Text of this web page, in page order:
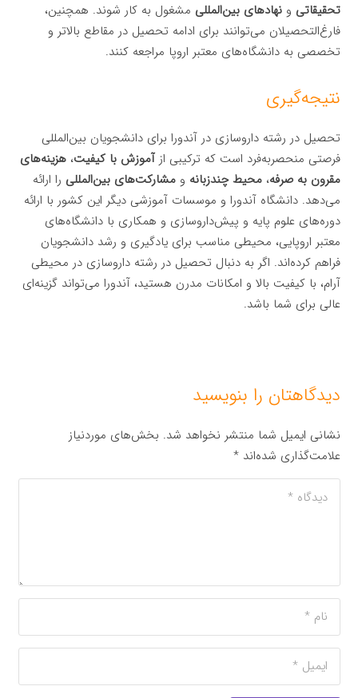
تحقیقاتی ونهادهای بین‌المللی مشغول به کار شوند. همچنین،
فارغ‌التحصیلان می‌توانند برای ادامه تحصیل در مقاطع بالاتر و
تخصصی به دانشگاه‌های معتبر اروپا مراجعه کنند.
نتیجه‌گیری
تحصیل در رشته داروسازی در آندورا برای دانشجویان بین‌المللی
فرصتی منحصربه‌فرد است که ترکیبی ازآموزش با کیفیت،هزینه‌های
مقرون به صرفه،محیط چندزبانه ومشارکت‌های بین‌المللی را ارائه
می‌دهد. دانشگاه آندورا و موسسات آموزشی دیگر این کشور با ارائه
دوره‌های علوم پایه و پیش‌داروسازی و همکاری با دانشگاه‌های
معتبر اروپایی، محیطی مناسب برای یادگیری و رشد دانشجویان
فراهم کرده‌اند. اگر به دنبال تحصیل در رشته داروسازی در محیطی
آرام، با کیفیت بالا و امکانات مدرن هستید، آندورا می‌تواند گزینه‌ای
عالی برای شما باشد.
دیدگاهتان را بنویسید
نشانی ایمیل شما منتشر نخواهد شد. بخش‌های موردنیاز
علامت‌گذاری شده‌اند*